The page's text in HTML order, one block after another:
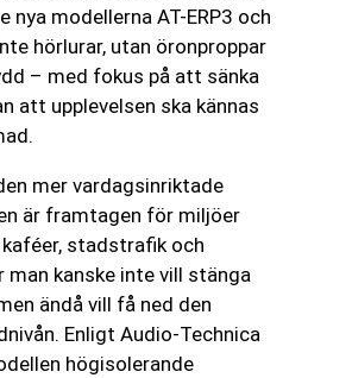
nya modellerna AT-ERP3 och
hörlurar, utan öronproppar
– med fokus på att sänka
att upplevelsen ska kännas
mer vardagsinriktade
är framtagen för miljöer
stadstrafik och
man kanske inte vill stänga
ändå vill få ned den
Enligt Audio-Technica
högisolerande